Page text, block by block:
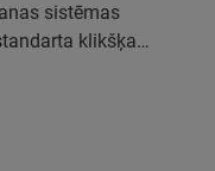
sistēmas
klikšķa
revolucionāro un